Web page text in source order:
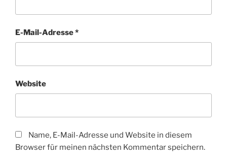
E-Mail-Adresse*
Website
Name, E-Mail-Adresse und Website in diesem
Browser für meinen nächsten Kommentar speichern.